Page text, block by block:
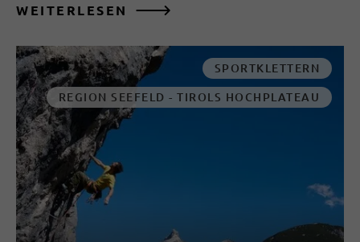
WEITERLESEN
SPORTKLETTERN
REGION SEEFELD - TIROLS HOCHPLATEAU